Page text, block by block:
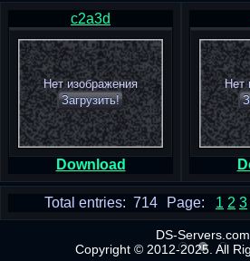
c2a3d
Нет изображения
Загрузить!
Download
Нет
Page: 1 2 3
Total entries: 714
DS-Servers.com
Copyright © 2012-2025. All